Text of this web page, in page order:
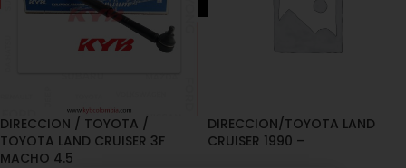
DIRECCION / TOYOTA /
TOYOTA LAND CRUISER 3F
MACHO 4.5
DIRECCION/TOYOTA LAND
CRUISER 1990 –